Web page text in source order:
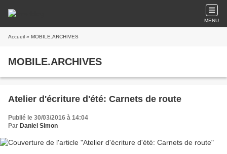
MENU
Accueil » MOBILE.ARCHIVES
MOBILE.ARCHIVES
Atelier d'écriture d'été: Carnets de route
Publié le 30/03/2016 à 14:04
Par Daniel Simon